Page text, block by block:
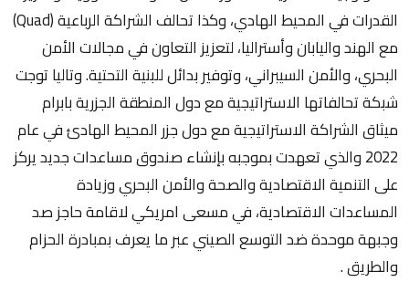
القدرات في المحيط الهادي، وكذا تحالف الشراكة الرباعية (Quad)
مع الهند واليابان وأستراليا، لتعزيز التعاون في مجالات الأمن
البحري، والأمن السيبراني، وتوفير بدائل للبنية التحتية. وتاليا توجت
شبكة تحالفاتها الاستراتيجية مع دول المنطقة الجزرية بابرام
ميثاق الشراكة الاستراتيجية مع دول جزر المحيط الهادئ في عام
2022 والذي تعهدت بموجبه بإنشاء صندوق مساعدات جديد يركز
على التنمية الاقتصادية والصحة والأمن البحري وزيادة
المساعدات الاقتصادية، في مسعى امريكي لاقامة حاجز صد
وجبهة موحدة ضد التوسع الصيني عبر ما يعرف بمبادرة الحزام
والطريق .